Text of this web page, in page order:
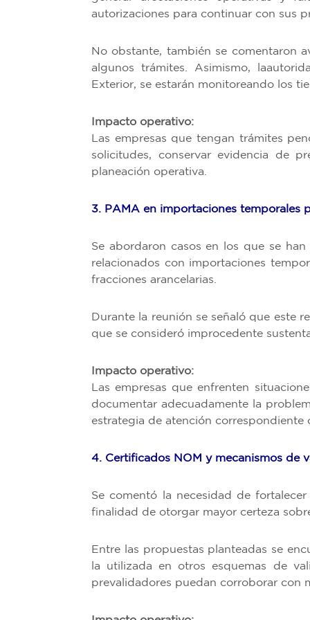
autorizaciones para continuar con sus
No obstante, también se comentaron
algunos trámites. Asimismo,
Exterior, se estarán monitoreando los
Impacto operativo:
Las empresas que tengan trámites
solicitudes, conservar evidencia de
planeación operativa.
3. PAMA en importaciones temporales
Se abordaron casos en los que se
relacionados con importaciones
fracciones arancelarias.
Durante la reunión se señaló que este
que se consideró improcedente
Impacto operativo:
Las empresas que enfrenten
documentar adecuadamente la
estrategia de atención correspondiente
4. Certificados NOM y mecanismos de
Se comentó la necesidad de
finalidad de otorgar mayor certeza
Entre las propuestas planteadas se
la utilizada en otros esquemas de
prevalidadores puedan corroborar con